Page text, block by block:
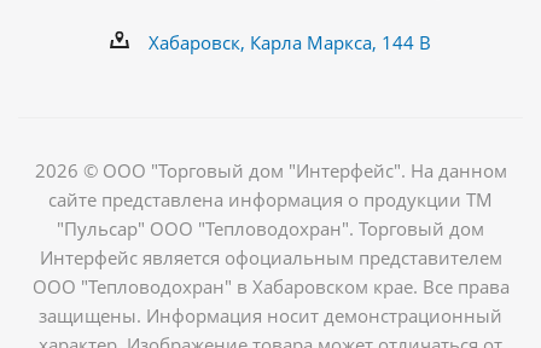
Хабаровск, Карла Маркса, 144 В
2026 © ООО "Торговый дом "Интерфейс". На данном
сайте представлена информация о продукции ТМ
"Пульсар" ООО "Тепловодохран". Торговый дом
Интерфейс является офоциальным представителем
ООО "Тепловодохран" в Хабаровском крае. Все права
защищены. Информация носит демонстрационный